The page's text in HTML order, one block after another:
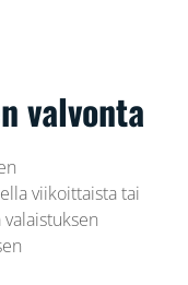
valvonta
viikoittaista tai